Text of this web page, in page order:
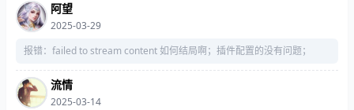
阿望
2025-03-29
报错：failed to stream content 如何结局啊；插件配置的没有问题；
流情
2025-03-14